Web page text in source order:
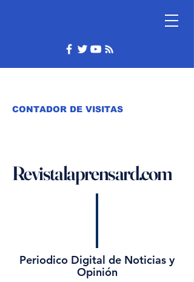
CONTADOR DE VISITAS
Revistalaprensard.com
Periodico Digital de Noticias y
Opinión